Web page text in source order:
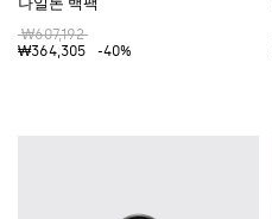
₩607,192
₩364,305
-40%